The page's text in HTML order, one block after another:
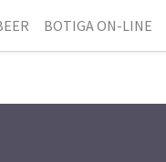
BOTIGA ON-LINE